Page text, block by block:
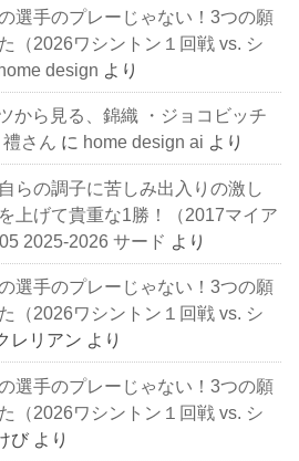
選手のプレーじゃない！3つの願
（2026ワシントン１回戦 vs. シ
design より
から見る、錦織 ・ジョコビッチ
さん に home design ai より
らの調子に苦しみ出入りの激し
上げて貴重な1勝！（2017マイア
2025-2026 サード より
選手のプレーじゃない！3つの願
（2026ワシントン１回戦 vs. シ
レリアン より
選手のプレーじゃない！3つの願
（2026ワシントン１回戦 vs. シ
び より